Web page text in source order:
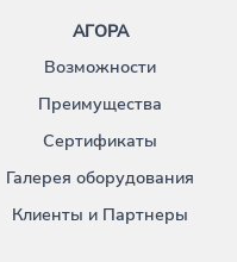
АГОРА
Возможности
Преимущества
Сертификаты
Галерея оборудования
Клиенты и Партнеры